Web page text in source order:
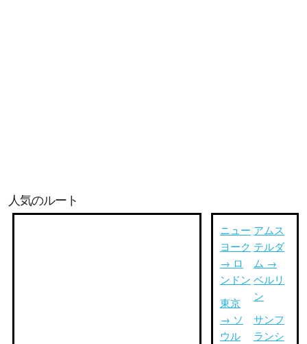
人気のルート
ニュー
ヨーク
→ ロ
ンドン
東京
→ ソ
ウル
アムス
テルダ
ム →
ベルリ
ン
サンフ
ランシ